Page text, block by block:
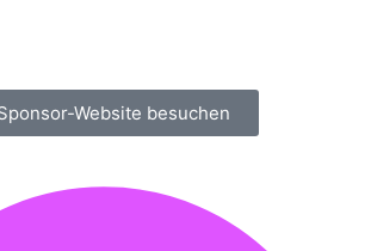
Website besuchen